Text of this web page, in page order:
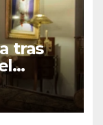
tras